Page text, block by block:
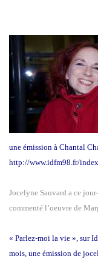
une émission à Chantal
http://www.idfm98.fr/
Jocelyne Sauvard a ce
commenté l’oeuvre de
« Parlez-moi la vie », sur
mois, une émission de